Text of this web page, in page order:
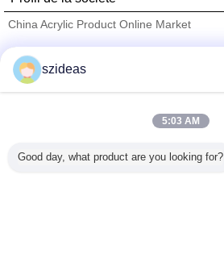
China Acrylic Product Online Market
Trust Seal
Tous les produits
szideas
5:03 AM
Good day, what product are you looking for?